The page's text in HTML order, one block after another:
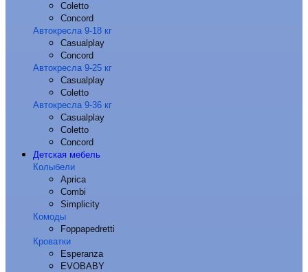
Coletto
Concord
Автокресла 9-18 кг
Casualplay
Concord
Автокресла 9-25 кг
Casualplay
Coletto
Автокресла 9-36 кг
Casualplay
Coletto
Concord
Детская мебель
Колыбели
Aprica
Combi
Simplicity
Комоды
Foppapedretti
Кроватки
Esperanza
EVOBABY